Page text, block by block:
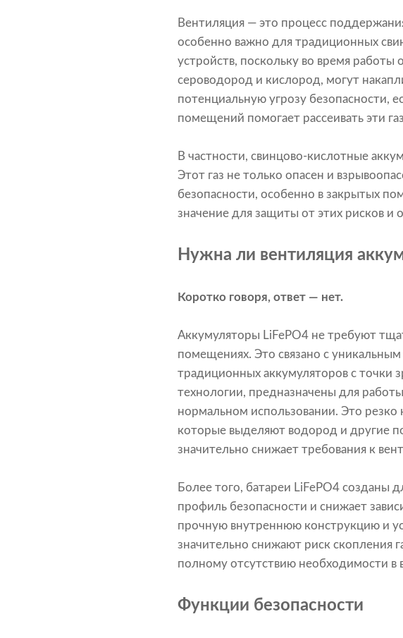
Вентиляция — это процесс
особенно важно для традиционных
устройств, поскольку во время
сероводород и кислород, могут
потенциальную угрозу безопасности,
помещений помогает рассеивать эти
В частности, свинцово-кислотные
Этот газ не только опасен и
безопасности, особенно в закрытых
значение для защиты от этих рисков
Нужна ли вентиляция
Коротко говоря, ответ — нет.
Аккумуляторы LiFePO4 не требуют
помещениях. Это связано с
традиционных аккумуляторов с точки
технологии, предназначены для
нормальном использовании. Это
которые выделяют водород и другие
значительно снижает требования к
Более того, батареи LiFePO4 созданы
профиль безопасности и снижает
прочную внутреннюю конструкцию и
значительно снижают риск скопления
полному отсутствию необходимости в
Функции безопасности